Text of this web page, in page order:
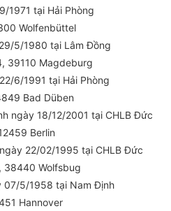
1971 tại Hải Phòng
Wolfenbüttel
5/1980 tại Lâm Đồng
39110 Magdeburg
6/1991 tại Hải Phòng
Bad Düben
ngày 18/12/2001 tại CHLB Đức
Berlin
22/02/1995 tại CHLB Đức
38440 Wolfsbug
07/5/1958 tại Nam Định
Hannover